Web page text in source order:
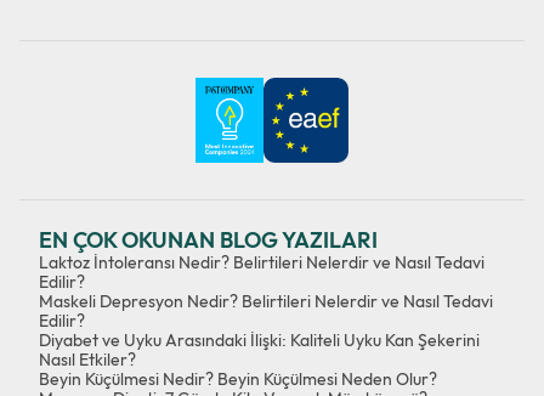
EN ÇOK OKUNAN BLOG YAZILARI
Laktoz İntoleransı Nedir? Belirtileri Nelerdir ve Nasıl Tedavi
Edilir?
Maskeli Depresyon Nedir? Belirtileri Nelerdir ve Nasıl Tedavi
Edilir?
Diyabet ve Uyku Arasındaki İlişki: Kaliteli Uyku Kan Şekerini
Nasıl Etkiler?
Beyin Küçülmesi Nedir? Beyin Küçülmesi Neden Olur?